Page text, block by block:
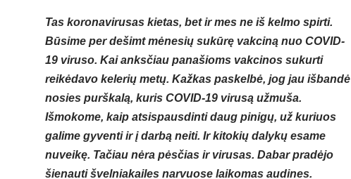
Tas koronavirusas kietas, bet ir mes ne iš kelmo spirti.
Būsime per dešimt mėnesių sukūrę vakciną nuo COVID-
19 viruso. Kai anksčiau panašioms vakcinos sukurti
reikėdavo kelerių metų. Kažkas paskelbė, jog jau išbandė
nosies purškalą, kuris COVID-19 virusą užmuša.
Išmokome, kaip atsispausdinti daug pinigų, už kuriuos
galime gyventi ir į darbą neiti. Ir kitokių dalykų esame
nuveikę. Tačiau nėra pėsčias ir virusas. Dabar pradėjo
šienauti švelniakailes narvuose laikomas audines.